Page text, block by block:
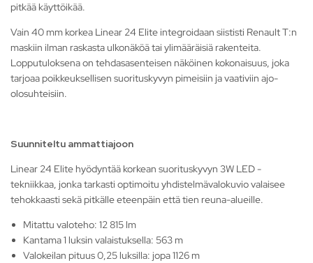
pitkää käyttöikää.
Vain 40 mm korkea Linear 24 Elite integroidaan siististi Renault T:n
maskiin ilman raskasta ulkonäköä tai ylimääräisiä rakenteita.
Lopputuloksena on tehdasasenteisen näköinen kokonaisuus, joka
tarjoaa poikkeuksellisen suorituskyvyn pimeisiin ja vaativiin ajo-
olosuhteisiin.
Suunniteltu ammattiajoon
Linear 24 Elite hyödyntää korkean suorituskyvyn 3W LED -
tekniikkaa, jonka tarkasti optimoitu yhdistelmävalokuvio valaisee
tehokkaasti sekä pitkälle eteenpäin että tien reuna-alueille.
Mitattu valoteho: 12 815 lm
Kantama 1 luksin valaistuksella: 563 m
Valokeilan pituus 0,25 luksilla: jopa 1126 m